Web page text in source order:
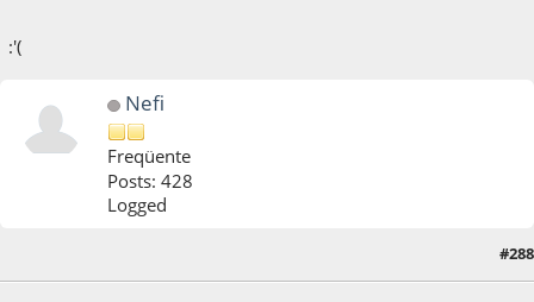
:'(
Nefi
Freqüente
Posts: 428
Logged
#288